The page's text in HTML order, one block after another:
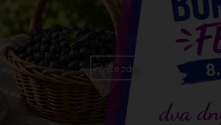
Více zde